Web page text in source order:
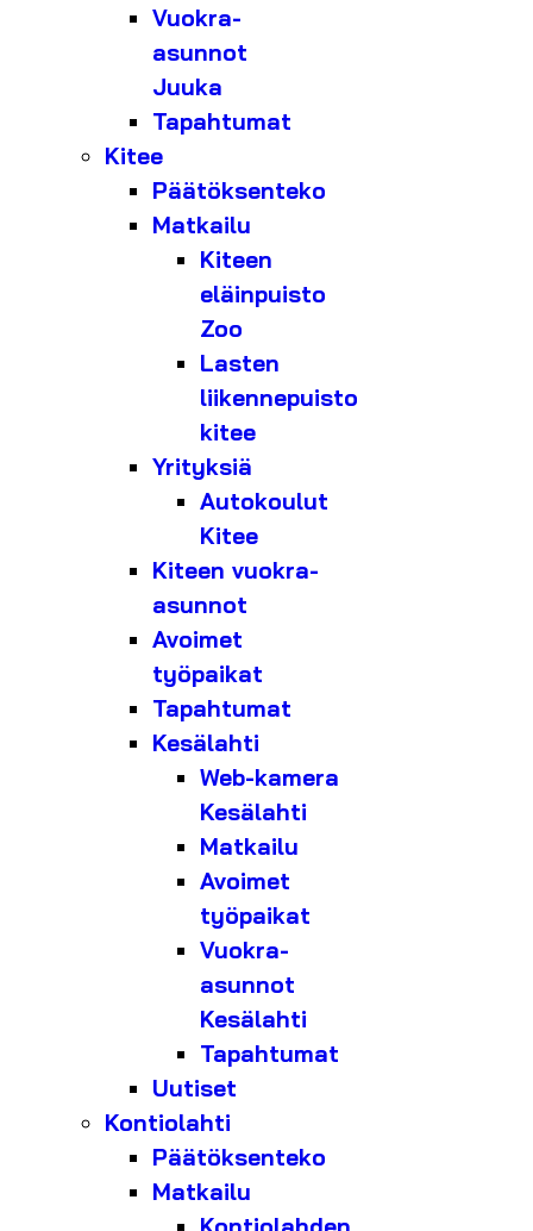
Vuokra-
asunnot
Juuka
Tapahtumat
Kitee
Päätöksenteko
Matkailu
Kiteen
eläinpuisto
Zoo
Lasten
liikennepuisto
kitee
Yrityksiä
Autokoulut
Kitee
Kiteen vuokra-
asunnot
Avoimet
työpaikat
Tapahtumat
Kesälahti
Web-kamera
Kesälahti
Matkailu
Avoimet
työpaikat
Vuokra-
asunnot
Kesälahti
Tapahtumat
Uutiset
Kontiolahti
Päätöksenteko
Matkailu